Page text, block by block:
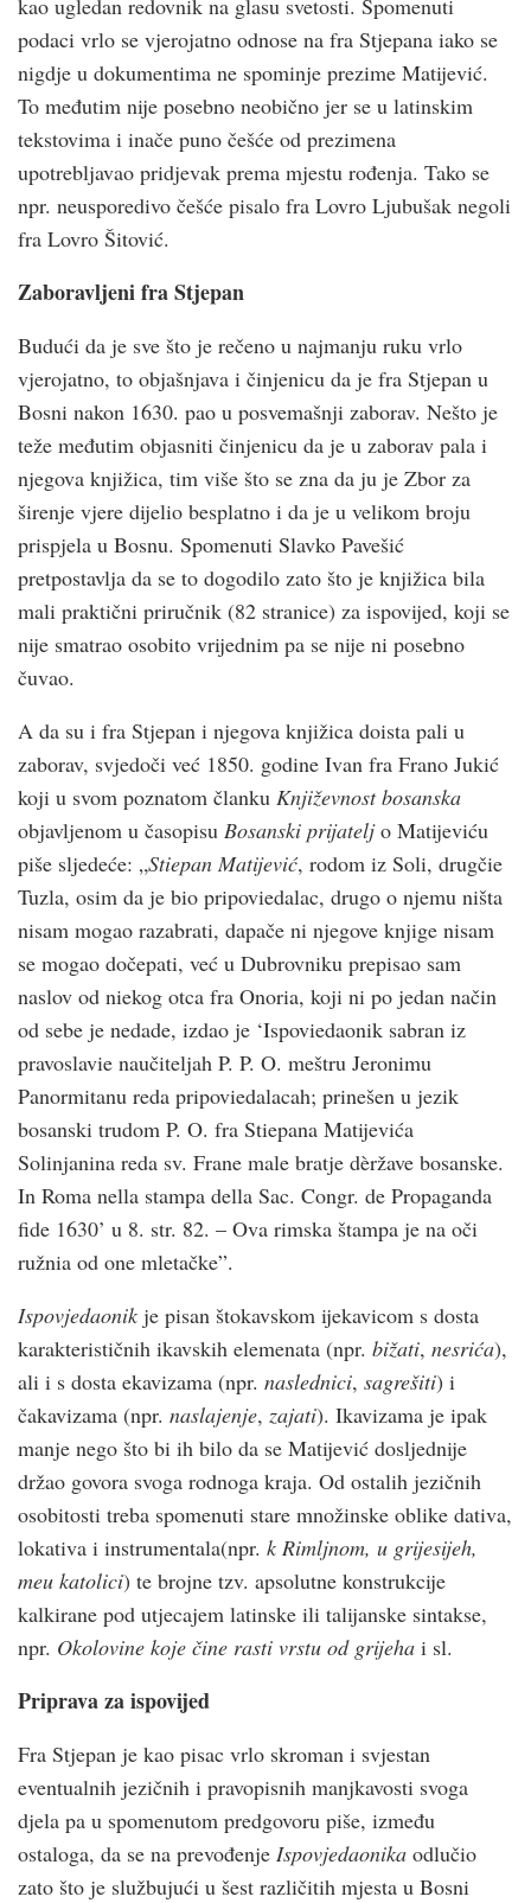
kao ugledan redovnik na glasu svetosti. Spomenuti
podaci vrlo se vjerojatno odnose na fra Stjepana iako se
nigdje u dokumentima ne spominje prezime Matijević.
To međutim nije posebno neobično jer se u latinskim
tekstovima i inače puno češće od prezimena
upotrebljavao pridjevak prema mjestu rođenja. Tako se
npr. neusporedivo češće pisalo fra Lovro Ljubušak negoli
fra Lovro Šitović.
Zaboravljeni fra Stjepan
Budući da je sve što je rečeno u najmanju ruku vrlo
vjerojatno, to objašnjava i činjenicu da je fra Stjepan u
Bosni nakon 1630. pao u posvemašnji zaborav. Nešto je
teže međutim objasniti činjenicu da je u zaborav pala i
njegova knjižica, tim više što se zna da ju je Zbor za
širenje vjere dijelio besplatno i da je u velikom broju
prispjela u Bosnu. Spomenuti Slavko Pavešić
pretpostavlja da se to dogodilo zato što je knjižica bila
mali praktični priručnik (82 stranice) za ispovijed, koji se
nije smatrao osobito vrijednim pa se nije ni posebno
čuvao.
A da su i fra Stjepan i njegova knjižica doista pali u
zaborav, svjedoči već 1850. godine Ivan fra Frano Jukić
koji u svom poznatom članku Književnost bosanska
objavljenom u časopisu Bosanski prijateljo Matijeviću
piše sljedeće: „Stiepan Matijević, rodom iz Soli, drugčie
Tuzla, osim da je bio pripoviedalac, drugo o njemu ništa
nisam mogao razabrati, dapače ni njegove knjige nisam
se mogao dočepati, već u Dubrovniku prepisao sam
naslov od niekog otca fra Onoria, koji ni po jedan način
od sebe je nedade, izdao je ‘Ispoviedaonik sabran iz
pravoslavie naučiteljah P. P. O. meštru Jeronimu
Panormitanu reda pripoviedalacah; prinešen u jezik
bosanski trudom P. O. fra Stiepana Matijevića
Solinjanina reda sv. Frane male bratje dèržave bosanske.
In Roma nella stampa della Sac. Congr. de Propaganda
fide 1630’ u 8. str. 82. – Ova rimska štampa je na oči
ružnia od one mletačke”.
Ispovjedaonik je pisan štokavskom ijekavicom s dosta
karakterističnih ikavskih elemenata (npr. bižati, nesrića),
ali i s dosta ekavizama (npr. naslednici, sagrešiti) i
čakavizama (npr. naslajenje, zajati). Ikavizama je ipak
manje nego što bi ih bilo da se Matijević dosljednije
držao govora svoga rodnoga kraja. Od ostalih jezičnih
osobitosti treba spomenuti stare množinske oblike dativa,
lokativa i instrumentala(npr. k Rimljnom, u grijesijeh,
meu katolici) te brojne tzv. apsolutne konstrukcije
kalkirane pod utjecajem latinske ili talijanske sintakse,
npr. Okolovine koje čine rasti vrstu od grijeha i sl.
Priprava za ispovijed
Fra Stjepan je kao pisac vrlo skroman i svjestan
eventualnih jezičnih i pravopisnih manjkavosti svoga
djela pa u spomenutom predgovoru piše, između
ostaloga, da se na prevođenje Ispovjedaonika odlučio
zato što je službujući u šest različitih mjesta u Bosni